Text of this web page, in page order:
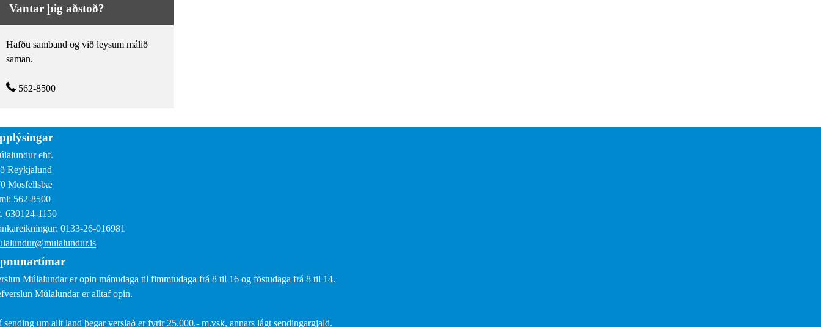
Vantar þig aðstoð?
Hafðu samband og við leysum málið
saman.
562-8500
ehf.
Reykjalund
Mosfellsbæ
562-8500
630124-1150
0133-26-016981
Múlalundar er opin mánudaga til fimmtudaga frá 8 til 16 og föstudaga frá 8 til 14.
Múlalundar er alltaf opin.
sending um allt land þegar verslað er fyrir 25.000.- m.vsk, annars lágt sendingargjald.